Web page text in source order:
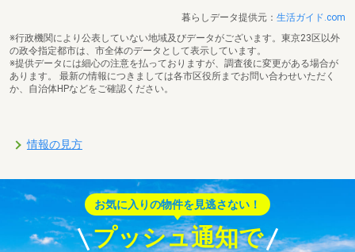
暮らしデータ提供元： 生活ガイド.com
※行政機関により公表していない地域及びデータがございます。東京23区以外
の政令指定都市は、市全体のデータとして表示しています。
※提供データには細心の注意を払っておりますが、調査後に変更がある場合が
あります。 最新の情報につきましては各市区役所までお問い合わせいただく
か、自治体HPなどをご確認ください。
情報の見方
お気に入りの物件を見逃さない！
プッシュ通知で